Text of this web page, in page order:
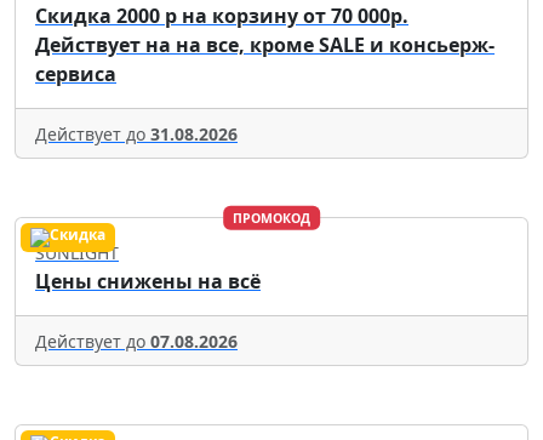
Скидка 2000 р на корзину от 70 000р.
Действует на на все, кроме SALE и консьерж-
сервиса
Действует до 31.08.2026
ПРОМОКОД
SUNLIGHT
Цены снижены на всё
Действует до 07.08.2026